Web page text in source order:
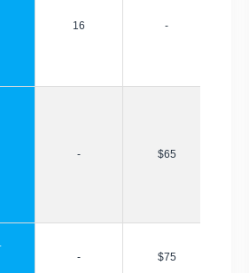
16 -
- $65
- $75